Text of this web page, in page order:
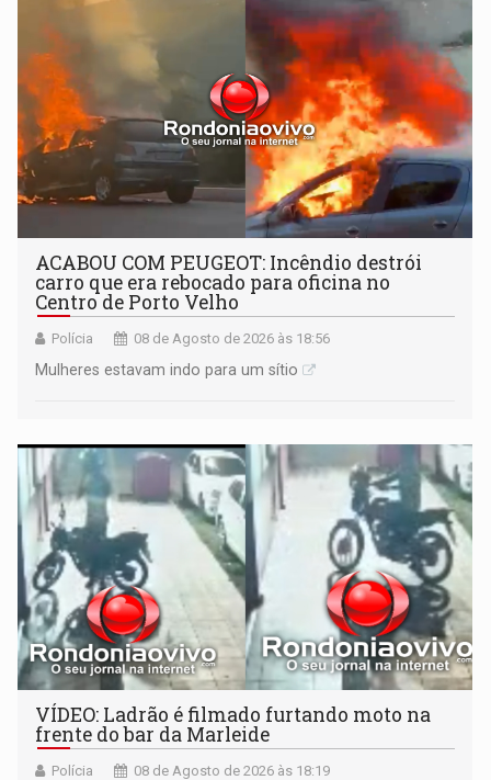
ACABOU COM PEUGEOT: Incêndio destrói
carro que era rebocado para oficina no
Centro de Porto Velho
Polícia 08 de Agosto de 2026 às 18:56
Mulheres estavam indo para um sítio
VÍDEO: Ladrão é filmado furtando moto na
frente do bar da Marleide
Polícia 08 de Agosto de 2026 às 18:19